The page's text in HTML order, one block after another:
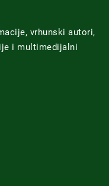
vrhunski autori,
i multimedijalni